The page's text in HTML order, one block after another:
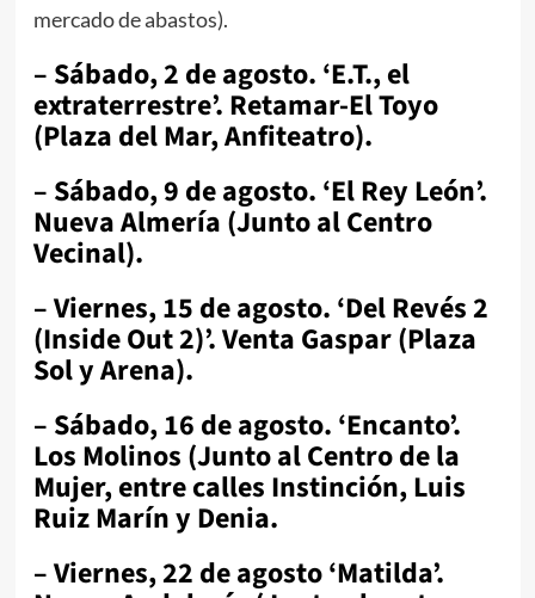
mercado de abastos).
– Sábado, 2 de agosto. ‘E.T., el
extraterrestre’. Retamar-El Toyo
(Plaza del Mar, Anfiteatro).
– Sábado, 9 de agosto. ‘El Rey León’.
Nueva Almería (Junto al Centro
Vecinal).
– Viernes, 15 de agosto. ‘Del Revés 2
(Inside Out 2)’. Venta Gaspar (Plaza
Sol y Arena).
– Sábado, 16 de agosto. ‘Encanto’.
Los Molinos (Junto al Centro de la
Mujer, entre calles Instinción, Luis
Ruiz Marín y Denia.
– Viernes, 22 de agosto ‘Matilda’.